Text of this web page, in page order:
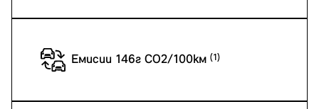
Емисии 146г CO2/100км